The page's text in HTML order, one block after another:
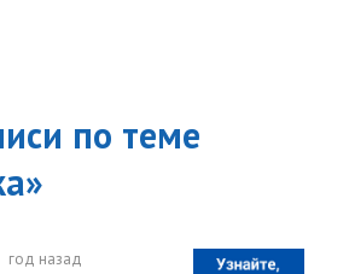
по теме
»
год назад